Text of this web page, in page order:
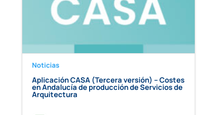
Noticias
Aplicación CASA (Tercera versión) – Costes
en Andalucía de producción de Servicios de
Arquitectura